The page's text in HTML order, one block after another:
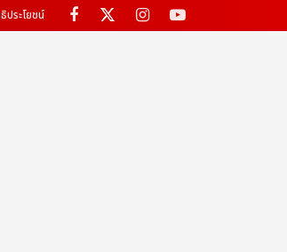
ประโยชน์